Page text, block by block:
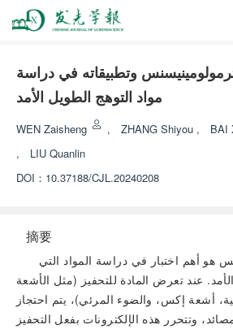
وتطبيقاته في دراسة
مواد التوهج الطويل الأمد
WEN Zaisheng , ZHANG Shiyou , BAI
,
LIU Quanlin
DOI： 10.37188/CJL.20240208
摘要
هو أهم اختبار في دراسة المواد التي
عند تعرض المادة للتحفيز (مثل الأشعة
أشعة إكس، والضوء المرئي)، يتم احتجاز
وتتحرر هذه الإلكترونات بفعل التحفيز